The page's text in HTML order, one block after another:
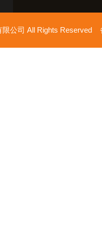
限公司 All Rights Reserved